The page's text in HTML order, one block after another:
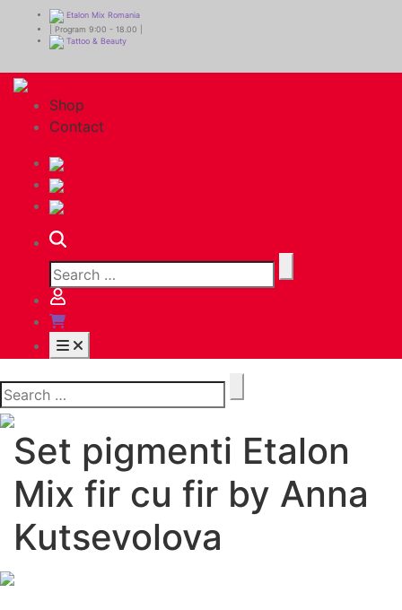
Etalon Mix Romania
| Program 9:00 - 18.00 |
Tattoo & Beauty
Shop
Contact
Set pigmenti Etalon
Mix fir cu fir by Anna
Kutsevolova